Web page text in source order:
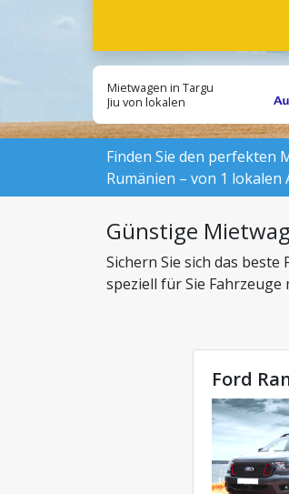
Mietwagen in Targu
Jiu von lokalen
Finden Sie den perfekten
Rumänien – von 1
Günstige
Sichern Sie sich das
speziell für Sie
Ford